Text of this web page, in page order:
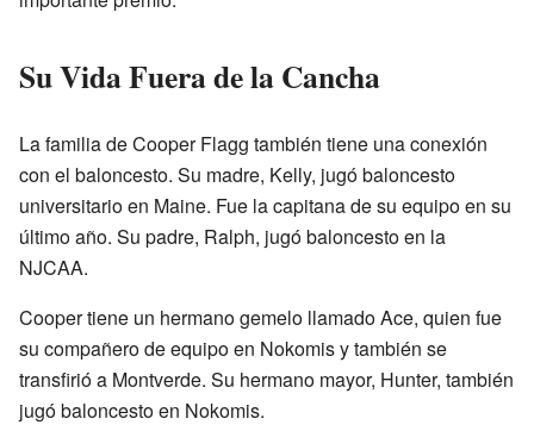
Su Vida Fuera de la Cancha
La familia de Cooper Flagg también tiene una conexión
con el baloncesto. Su madre, Kelly, jugó baloncesto
universitario en Maine. Fue la capitana de su equipo en su
último año. Su padre, Ralph, jugó baloncesto en la
NJCAA.
Cooper tiene un hermano gemelo llamado Ace, quien fue
su compañero de equipo en Nokomis y también se
transfirió a Montverde. Su hermano mayor, Hunter, también
jugó baloncesto en Nokomis.